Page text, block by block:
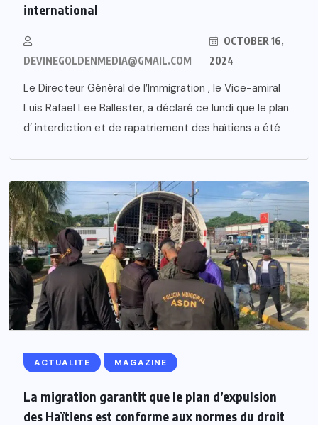
international
DEVINEGOLDENMEDIA@GMAIL.COM
OCTOBER 16,
2024
Le Directeur Général de l’Immigration , le Vice-amiral
Luis Rafael Lee Ballester, a déclaré ce lundi que le plan
d’ interdiction et de rapatriement des haïtiens a été
ACTUALITE MAGAZINE
La migration garantit que le plan d’expulsion
des Haïtiens est conforme aux normes du droit